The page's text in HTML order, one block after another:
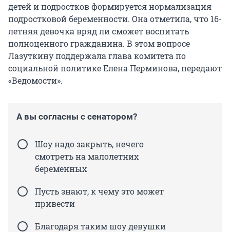
детей и подростков формируется нормализация
подростковой беременности. Она отметила, что 16-
летняя девочка вряд ли сможет воспитать
полноценного гражданина. В этом вопросе
Лазуткину поддержала глава комитета по
социальной политике Елена Перминова, передают
«Ведомости».
А вы согласны с сенатором?
Шоу надо закрыть, нечего
смотреть на малолетних
беременных
Пусть знают, к чему это может
привести
Благодаря таким шоу девушки